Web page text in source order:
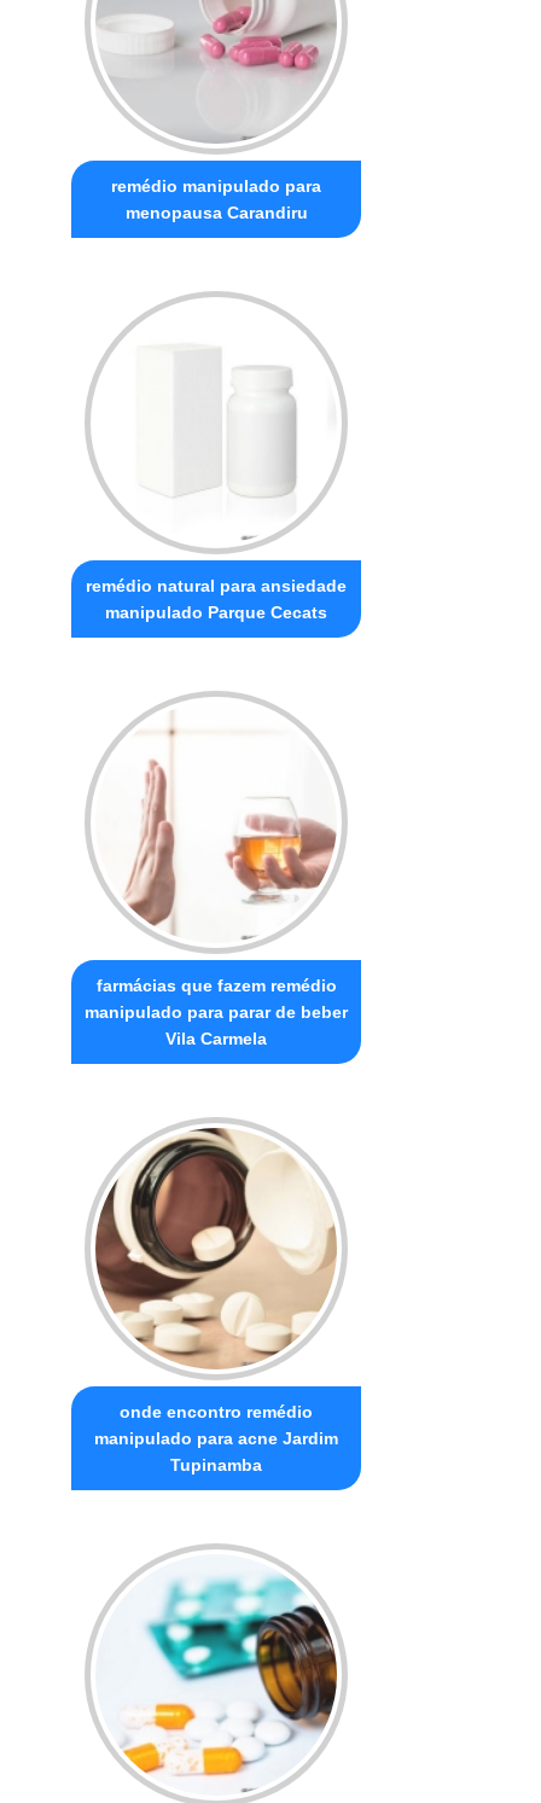
remédio manipulado para
menopausa Carandiru
remédio natural para ansiedade
manipulado Parque Cecats
farmácias que fazem remédio
manipulado para parar de beber
Vila Carmela
onde encontro remédio
manipulado para acne Jardim
Tupinamba